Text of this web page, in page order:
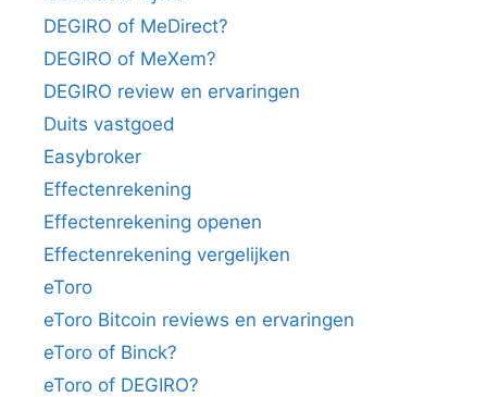
DEGIRO of MeDirect?
DEGIRO of MeXem?
DEGIRO review en ervaringen
Duits vastgoed
Easybroker
Effectenrekening
Effectenrekening openen
Effectenrekening vergelijken
eToro
eToro Bitcoin reviews en ervaringen
eToro of Binck?
eToro of DEGIRO?